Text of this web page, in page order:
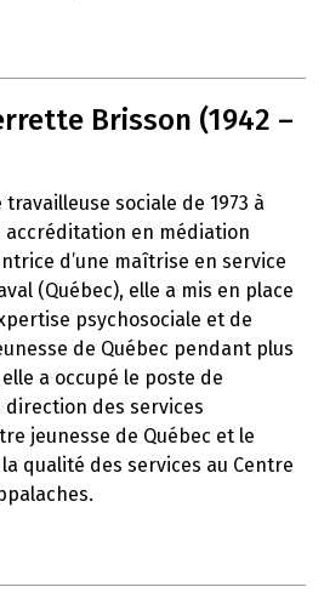
Brisson (1942 –
sociale de 1973 à
accréditation en médiation
d’une maîtrise en service
(Québec), elle a mis en place
psychosociale et de
de Québec pendant plus
a occupé le poste de
des services
jeunesse de Québec et le
qualité des services au Centre